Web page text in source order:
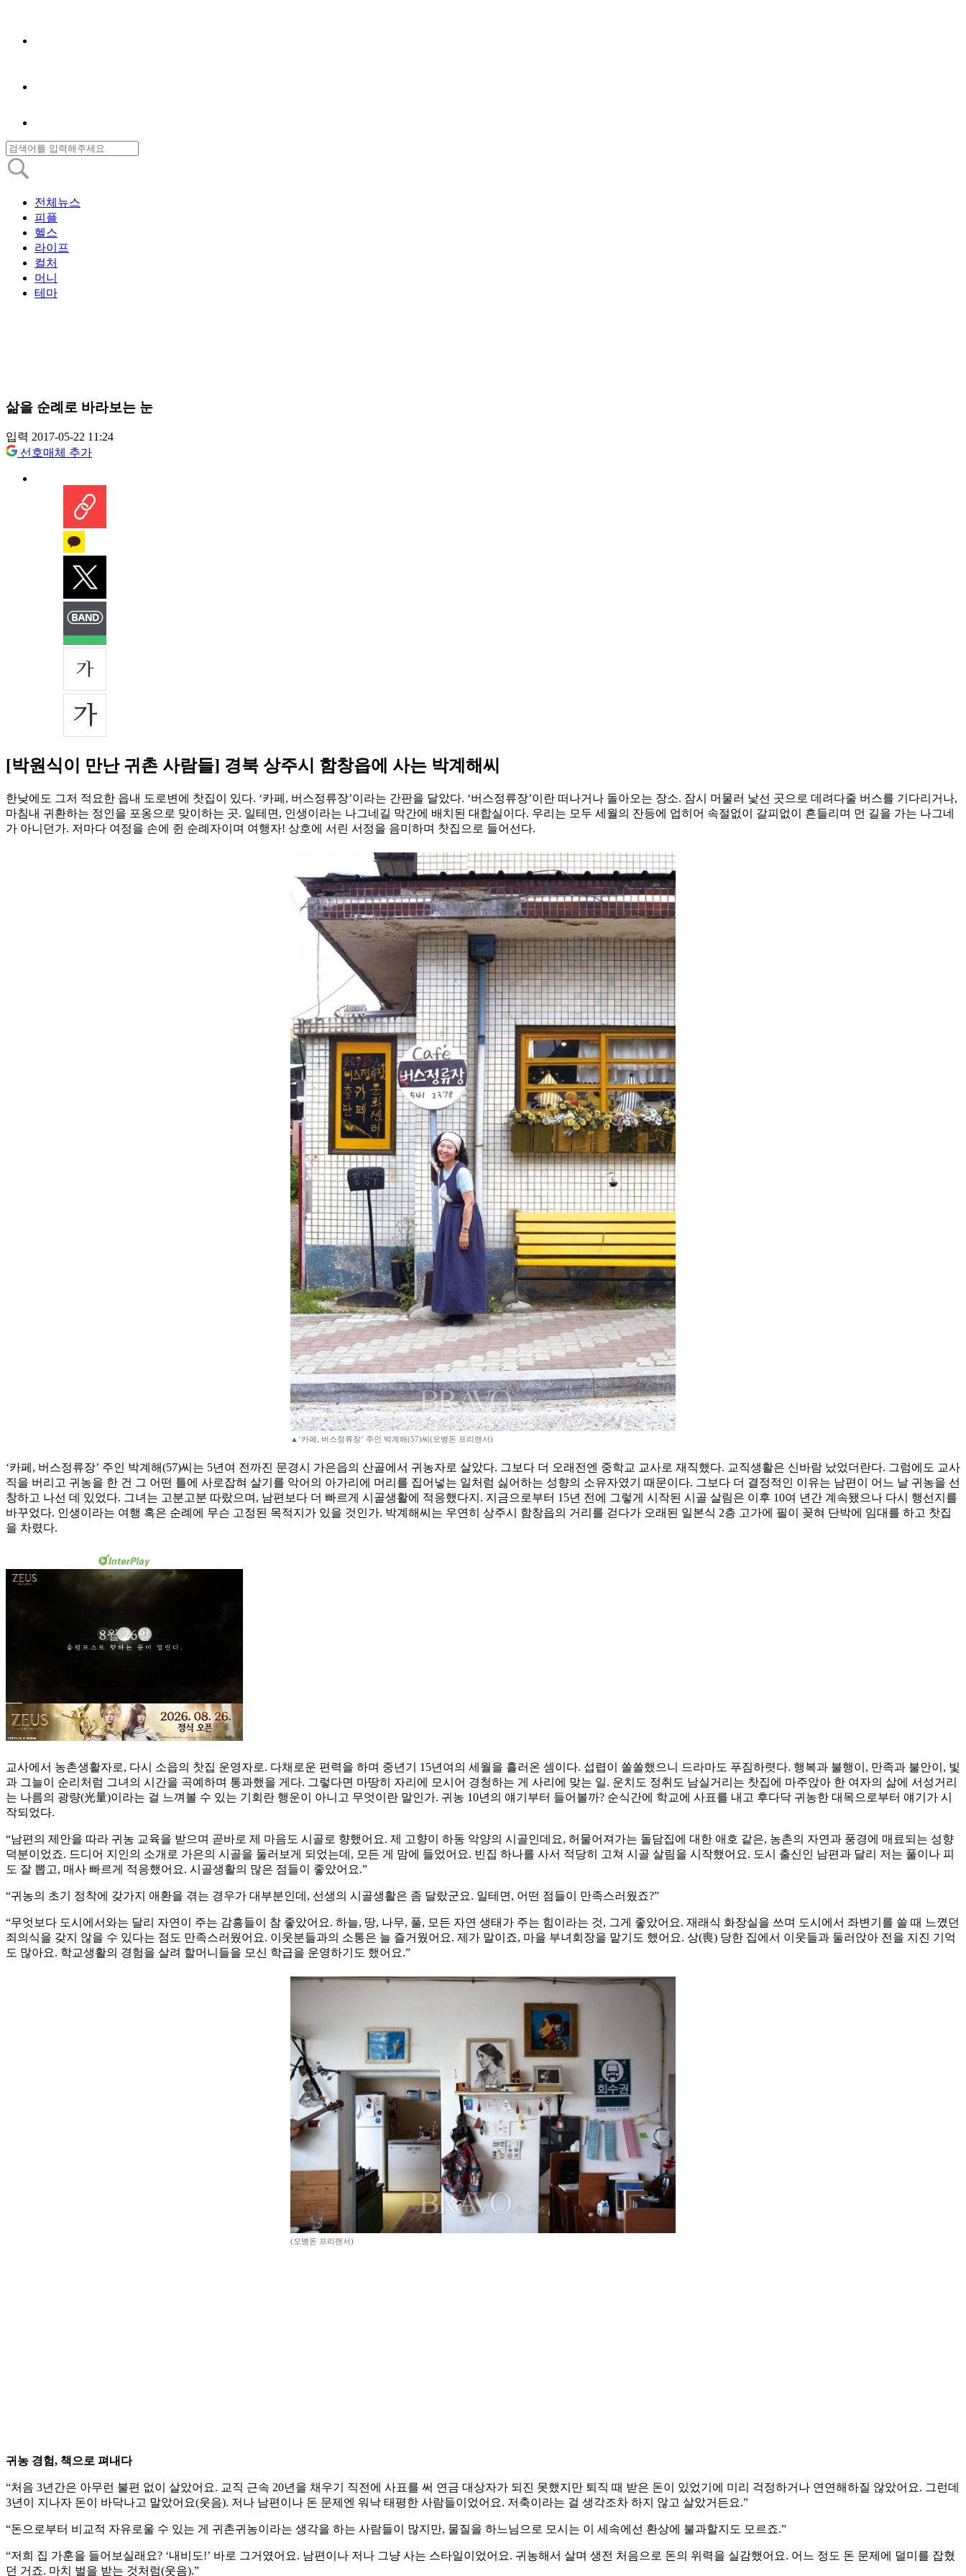
전체뉴스
피플
헬스
라이프
컬처
머니
테마
삶을 순례로 바라보는 눈
입력 2017-05-22 11:24
선호매체 추가
[박원식이 만난 귀촌 사람들] 경북 상주시 함창읍에 사는 박계해씨
한낮에도 그저 적요한 읍내 도로변에 찻집이 있다. ‘카페, 버스정류장’이라는 간판을 달았다. ‘버스정류장’이란 떠나거나 돌아오는 장소. 잠시 머물러 낯선 곳으로 데려다줄 버스를 기다리거나,
마침내 귀환하는 정인을 포옹으로 맞이하는 곳. 일테면, 인생이라는 나그네길 막간에 배치된 대합실이다. 우리는 모두 세월의 잔등에 업히어 속절없이 갈피없이 흔들리며 먼 길을 가는 나그네
가 아니던가. 저마다 여정을 손에 쥔 순례자이며 여행자! 상호에 서린 서정을 음미하며 찻집으로 들어선다.
▲‘카페, 버스정류장’ 주인 박계해(57)씨(오병돈 프리랜서)
‘카페, 버스정류장’ 주인 박계해(57)씨는 5년여 전까진 문경시 가은읍의 산골에서 귀농자로 살았다. 그보다 더 오래전엔 중학교 교사로 재직했다. 교직생활은 신바람 났었더란다. 그럼에도 교사
직을 버리고 귀농을 한 건 그 어떤 틀에 사로잡혀 살기를 악어의 아가리에 머리를 집어넣는 일처럼 싫어하는 성향의 소유자였기 때문이다. 그보다 더 결정적인 이유는 남편이 어느 날 귀농을 선
창하고 나선 데 있었다. 그녀는 고분고분 따랐으며, 남편보다 더 빠르게 시골생활에 적응했다지. 지금으로부터 15년 전에 그렇게 시작된 시골 살림은 이후 10여 년간 계속됐으나 다시 행선지를
바꾸었다. 인생이라는 여행 혹은 순례에 무슨 고정된 목적지가 있을 것인가. 박계해씨는 우연히 상주시 함창읍의 거리를 걷다가 오래된 일본식 2층 고가에 필이 꽂혀 단박에 임대를 하고 찻집
을 차렸다.
교사에서 농촌생활자로, 다시 소읍의 찻집 운영자로. 다채로운 편력을 하며 중년기 15년여의 세월을 흘러온 셈이다. 섭렵이 쏠쏠했으니 드라마도 푸짐하렷다. 행복과 불행이, 만족과 불안이, 빛
과 그늘이 순리처럼 그녀의 시간을 곡예하며 통과했을 게다. 그렇다면 마땅히 자리에 모시어 경청하는 게 사리에 맞는 일. 운치도 정취도 남실거리는 찻집에 마주앉아 한 여자의 삶에 서성거리
는 나름의 광량(光量)이라는 걸 느껴볼 수 있는 기회란 행운이 아니고 무엇이란 말인가. 귀농 10년의 얘기부터 들어볼까? 순식간에 학교에 사표를 내고 후다닥 귀농한 대목으로부터 얘기가 시
작되었다.
“남편의 제안을 따라 귀농 교육을 받으며 곧바로 제 마음도 시골로 향했어요. 제 고향이 하동 악양의 시골인데요, 허물어져가는 돌담집에 대한 애호 같은, 농촌의 자연과 풍경에 매료되는 성향
덕분이었죠. 드디어 지인의 소개로 가은의 시골을 둘러보게 되었는데, 모든 게 맘에 들었어요. 빈집 하나를 사서 적당히 고쳐 시골 살림을 시작했어요. 도시 출신인 남편과 달리 저는 풀이나 피
도 잘 뽑고, 매사 빠르게 적응했어요. 시골생활의 많은 점들이 좋았어요.”
“귀농의 초기 정착에 갖가지 애환을 겪는 경우가 대부분인데, 선생의 시골생활은 좀 달랐군요. 일테면, 어떤 점들이 만족스러웠죠?”
“무엇보다 도시에서와는 달리 자연이 주는 감흥들이 참 좋았어요. 하늘, 땅, 나무, 풀, 모든 자연 생태가 주는 힘이라는 것, 그게 좋았어요. 재래식 화장실을 쓰며 도시에서 좌변기를 쓸 때 느꼈던
죄의식을 갖지 않을 수 있다는 점도 만족스러웠어요. 이웃분들과의 소통은 늘 즐거웠어요. 제가 말이죠, 마을 부녀회장을 맡기도 했어요. 상(喪) 당한 집에서 이웃들과 둘러앉아 전을 지진 기억
도 많아요. 학교생활의 경험을 살려 할머니들을 모신 학급을 운영하기도 했어요.”
(오병돈 프리랜서)
귀농 경험, 책으로 펴내다
“처음 3년간은 아무런 불편 없이 살았어요. 교직 근속 20년을 채우기 직전에 사표를 써 연금 대상자가 되진 못했지만 퇴직 때 받은 돈이 있었기에 미리 걱정하거나 연연해하질 않았어요. 그런데
3년이 지나자 돈이 바닥나고 말았어요(웃음). 저나 남편이나 돈 문제엔 워낙 태평한 사람들이었어요. 저축이라는 걸 생각조차 하지 않고 살았거든요.”
“돈으로부터 비교적 자유로울 수 있는 게 귀촌귀농이라는 생각을 하는 사람들이 많지만, 물질을 하느님으로 모시는 이 세속에선 환상에 불과할지도 모르죠.”
“저희 집 가훈을 들어보실래요? ‘내비도!’ 바로 그거였어요. 남편이나 저나 그냥 사는 스타일이었어요. 귀농해서 살며 생전 처음으로 돈의 위력을 실감했어요. 어느 정도 돈 문제에 덜미를 잡혔
던 거죠. 마치 벌을 받는 것처럼(웃음).”